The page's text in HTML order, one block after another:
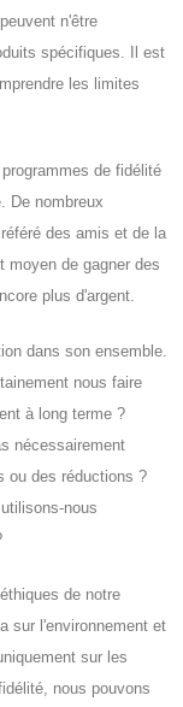
n'être
spécifiques. Il est
les limites
de fidélité
De nombreux
des amis et de la
moyen de gagner des
plus d'argent.
dans son ensemble.
nous faire
à long terme ?
nécessairement
ou des réductions ?
nous
de notre
sur l'environnement et
sur les
nous pouvons